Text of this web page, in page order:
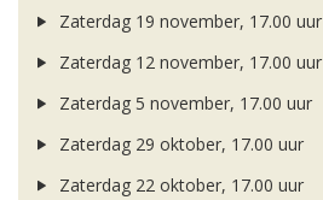
Zaterdag 19 november, 17.00 uur
Zaterdag 12 november, 17.00 uur
Zaterdag 5 november, 17.00 uur
Zaterdag 29 oktober, 17.00 uur
Zaterdag 22 oktober, 17.00 uur